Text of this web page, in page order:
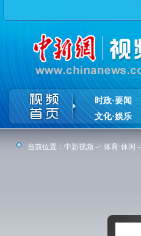
时政·要闻
文化·娱乐
当前位置： 中新视频 -> 体育·休闲 -